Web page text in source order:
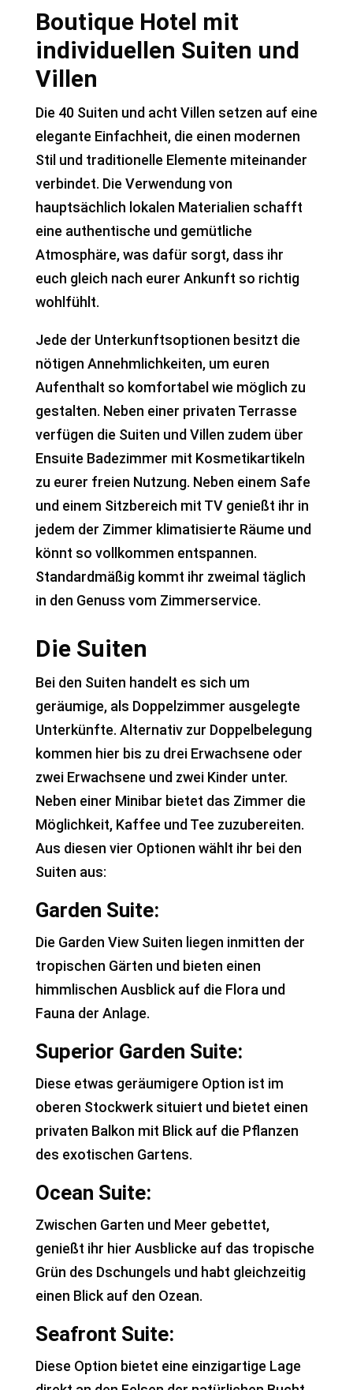
Boutique Hotel mit
individuellen Suiten und
Villen
Die 40 Suiten und acht Villen setzen auf eine
elegante Einfachheit, die einen modernen
Stil und traditionelle Elemente miteinander
verbindet. Die Verwendung von
hauptsächlich lokalen Materialien schafft
eine authentische und gemütliche
Atmosphäre, was dafür sorgt, dass ihr
euch gleich nach eurer Ankunft so richtig
wohlfühlt.
Jede der Unterkunftsoptionen besitzt die
nötigen Annehmlichkeiten, um euren
Aufenthalt so komfortabel wie möglich zu
gestalten. Neben einer privaten Terrasse
verfügen die Suiten und Villen zudem über
Ensuite Badezimmer mit Kosmetikartikeln
zu eurer freien Nutzung. Neben einem Safe
und einem Sitzbereich mit TV genießt ihr in
jedem der Zimmer klimatisierte Räume und
könnt so vollkommen entspannen.
Standardmäßig kommt ihr zweimal täglich
in den Genuss vom Zimmerservice.
Die Suiten
Bei den Suiten handelt es sich um
geräumige, als Doppelzimmer ausgelegte
Unterkünfte. Alternativ zur Doppelbelegung
kommen hier bis zu drei Erwachsene oder
zwei Erwachsene und zwei Kinder unter.
Neben einer Minibar bietet das Zimmer die
Möglichkeit, Kaffee und Tee zuzubereiten.
Aus diesen vier Optionen wählt ihr bei den
Suiten aus:
Garden Suite:
Die Garden View Suiten liegen inmitten der
tropischen Gärten und bieten einen
himmlischen Ausblick auf die Flora und
Fauna der Anlage.
Superior Garden Suite:
Diese etwas geräumigere Option ist im
oberen Stockwerk situiert und bietet einen
privaten Balkon mit Blick auf die Pflanzen
des exotischen Gartens.
Ocean Suite:
Zwischen Garten und Meer gebettet,
genießt ihr hier Ausblicke auf das tropische
Grün des Dschungels und habt gleichzeitig
einen Blick auf den Ozean.
Seafront Suite:
Diese Option bietet eine einzigartige Lage